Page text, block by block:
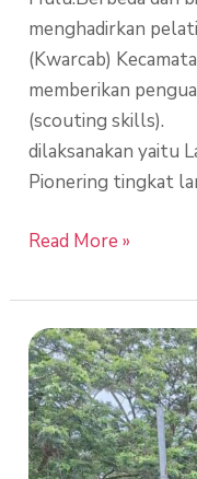
menghadirkan
(Kwarcab)
memberikan
(scouting skills).
dilaksanakan yaitu
Pionering tingkat
Read More »
Belajar
Berwirausaha
Lewat
Kemeriahan
Market